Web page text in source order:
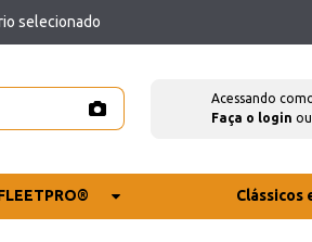
selecionado
Acessando
Faça o login ou
Clássicos